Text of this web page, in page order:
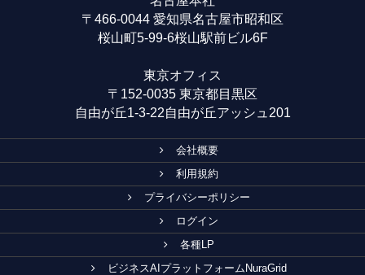
〒466-0044 愛知県名古屋市昭和区
桜山町5-99-6桜山駅前ビル6F
東京オフィス
〒152-0035 東京都目黒区
自由が丘1-3-22自由が丘アッシュ201
会社概要
利用規約
プライバシーポリシー
ログイン
各種LP
ビジネスAIプラットフォームNuraGrid